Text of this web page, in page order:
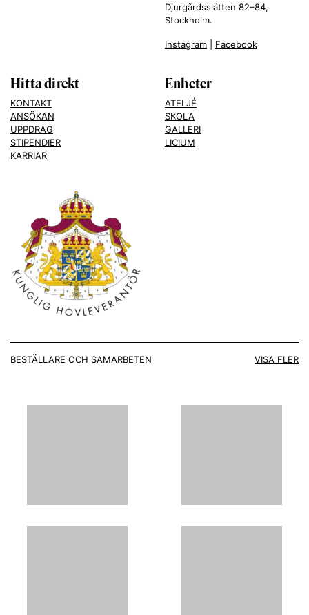
Djurgårdsslätten 82–84,
Stockholm.
Instagram Facebook
Hitta direkt
KONTAKT
ANSÖKAN
UPPDRAG
STIPENDIER
KARRIÄR
Enheter
ATELJÉ
SKOLA
GALLERI
LICIUM
BESTÄLLARE OCH SAMARBETEN VISA FLER